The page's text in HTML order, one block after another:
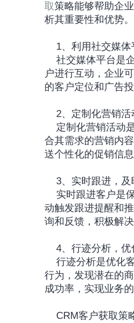
取策略能够帮助企
析其重要性和优势。
1、利用社交媒
户进行互动，企业
的客户定位和广告
2、定制化营销
合其需求的营销内
送个性化的促销信
3、实时跟进，
动触发跟进提醒和
询和反馈，积极解
4、行迹分析，
行为，发现潜在的
成功率，实现业务的